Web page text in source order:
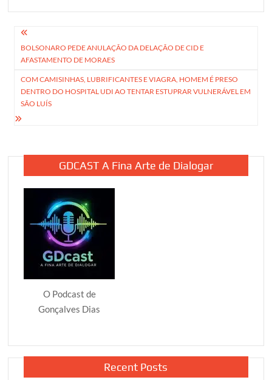
Navegação
de
Post
BOLSONARO PEDE ANULAÇÃO DA DELAÇÃO DE CID E
AFASTAMENTO DE MORAES
COM CAMISINHAS, LUBRIFICANTES E VIAGRA, HOMEM É PRESO
DENTRO DO HOSPITAL UDI AO TENTAR ESTUPRAR VULNERÁVEL EM
SÃO LUÍS
GDCAST A Fina Arte de Dialogar
O Podcast de
Gonçalves Dias
Recent Posts